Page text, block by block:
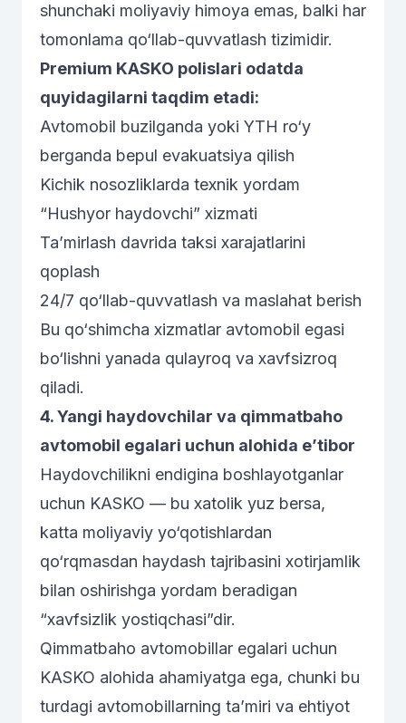
shunchaki moliyaviy himoya emas, balki har
tomonlama qo‘llab-quvvatlash tizimidir.
Premium KASKO polislari odatda
quyidagilarni taqdim etadi:
Avtomobil buzilganda yoki YTH ro‘y
berganda bepul evakuatsiya qilish
Kichik nosozliklarda texnik yordam
“Hushyor haydovchi” xizmati
Ta’mirlash davrida taksi xarajatlarini
qoplash
24/7 qo‘llab-quvvatlash va maslahat berish
Bu qo‘shimcha xizmatlar avtomobil egasi
bo‘lishni yanada qulayroq va xavfsizroq
qiladi.
4. Yangi haydovchilar va qimmatbaho
avtomobil egalari uchun alohida e’tibor
Haydovchilikni endigina boshlayotganlar
uchun KASKO — bu xatolik yuz bersa,
katta moliyaviy yo‘qotishlardan
qo‘rqmasdan haydash tajribasini xotirjamlik
bilan oshirishga yordam beradigan
“xavfsizlik yostiqchasi”dir.
Qimmatbaho avtomobillar egalari uchun
KASKO alohida ahamiyatga ega, chunki bu
turdagi avtomobillarning ta’miri va ehtiyot